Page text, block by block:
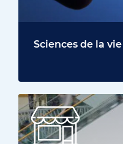
Sciences de la vie